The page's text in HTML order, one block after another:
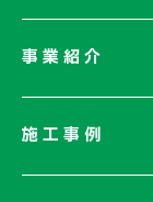
会社情報一覧
事業紹介
施工事例